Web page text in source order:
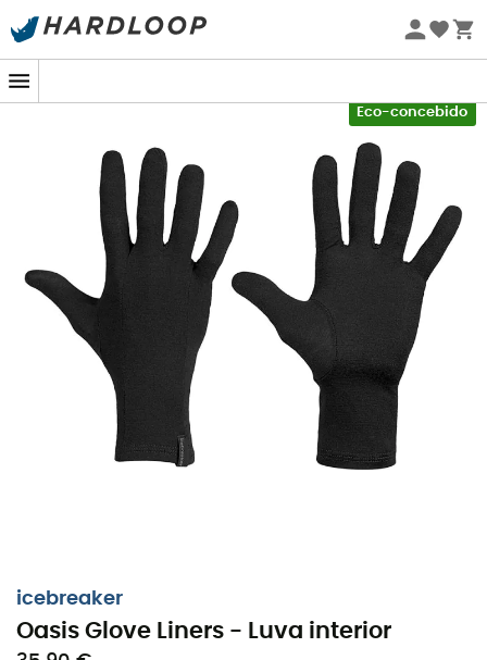
Promoções de verão 🔥 -5% EXTRA a partir de 2 produtos*
Eco-concebido
icebreaker
Oasis Glove Liners - Luva interior